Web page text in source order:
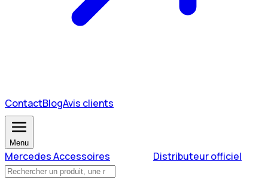
ContactBlogAvis clients
Menu
Mercedes Accessoires Distributeur officiel